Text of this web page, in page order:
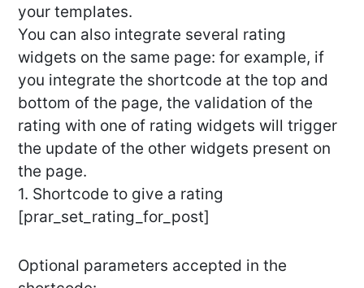
your templates.
You can also integrate several rating
widgets on the same page: for example, if
you integrate the shortcode at the top and
bottom of the page, the validation of the
rating with one of rating widgets will trigger
the update of the other widgets present on
the page.
1. Shortcode to give a rating
[prar_set_rating_for_post]
Optional parameters accepted in the